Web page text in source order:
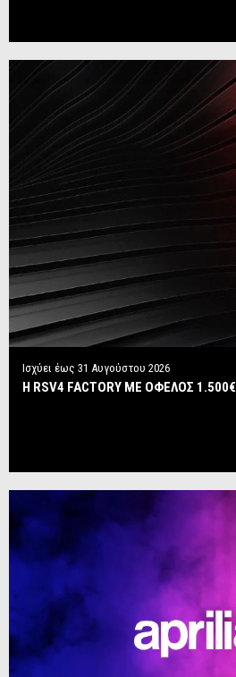
Ισχύει έως 31 Αυγούστου 2026
Η RSV4 FACTORY ΜΕ ΟΦΕΛΟΣ 1.500€